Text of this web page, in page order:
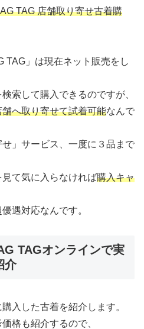
TAG 店舗取り寄せ古着購
TAG」は現在ネット販売をし
索して購入できるのですが、
へ取り寄せて試着可能なんで
」サービス、一度に３品まで
見て気に入らなければ購入キャ
遇対応なんです。
TAGオンラインで実
介
入した古着を紹介します。
格も紹介するので、